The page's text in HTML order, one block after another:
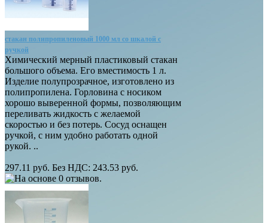
стакан полипропиленовый 1000 мл со шкалой с
ручкой
Химический мерный пластиковый стакан
большого объема. Его вместимость 1 л.
Изделие полупрозрачное, изготовлено из
полипропилена. Горловина с носиком
хорошо выверенной формы, позволяющим
переливать жидкость с желаемой
скоростью и без потерь. Сосуд оснащен
ручкой, с ним удобно работать одной
рукой. ..
297.11 руб. Без НДС: 243.53 руб.